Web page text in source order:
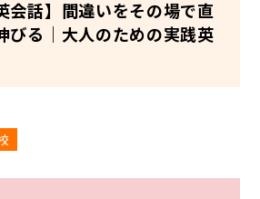
会話】間違いをその場で直
びる｜大人のための実践英